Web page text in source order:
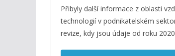
Přibyly další informace z oblasti
technologií v podnikatelském
revize, kdy jsou údaje od roku